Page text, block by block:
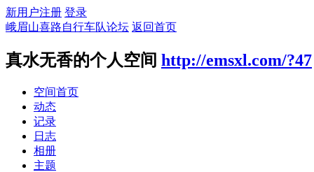
新用户注册 登录
峨眉山喜路自行车队论坛 返回首页
真水无香的个人空间 http://emsxl.com/?47
空间首页
动态
记录
日志
相册
主题